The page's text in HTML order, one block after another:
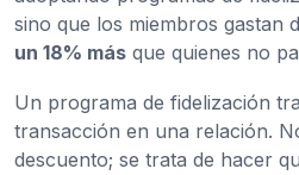
sino que los miembros gastan
un 18% más que quienes no
Un programa de fidelización
transacción en una relación.
descuento; se trata de hacer